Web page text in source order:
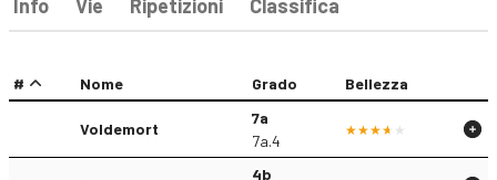
Info Vie Ripetizioni Classifica
# Nome Grado Bellezza
Voldemort
7a
7a.4
4b